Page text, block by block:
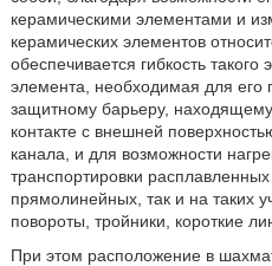
керамическими элементами и
керамических элементов
обеспечивается гибкость такого
элемента, необходимая для его
защитному барьеру,
контакте с внешней
канала, и для возможности
транспортировки
прямолинейных, так и на таких
повороты, тройники, короткие
При этом расположение в